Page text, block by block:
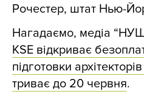
Рочестер, штат Нью-
Нагадаємо, медіа
KSE відкриває
підготовки
триває до 20 червня.